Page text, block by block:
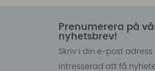
Prenumerera på
nyhetsbrev!
Skriv i din e-post
intresserad att få